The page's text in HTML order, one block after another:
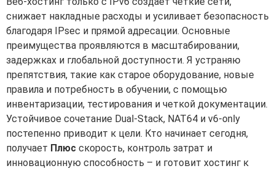
снижает накладные расходы и усиливает безопасность
благодаря IPsec и прямой адресации. Основные
преимущества проявляются в масштабировании,
задержках и глобальной доступности. Я устраняю
препятствия, такие как старое оборудование, новые
правила и потребность в обучении, с помощью
инвентаризации, тестирования и четкой документации.
Устойчивое сочетание Dual-Stack, NAT64 и v6-only
постепенно приводит к цели. Кто начинает сегодня,
получает Плюс скорость, контроль затрат и
инновационную способность – и готовит хостинг к